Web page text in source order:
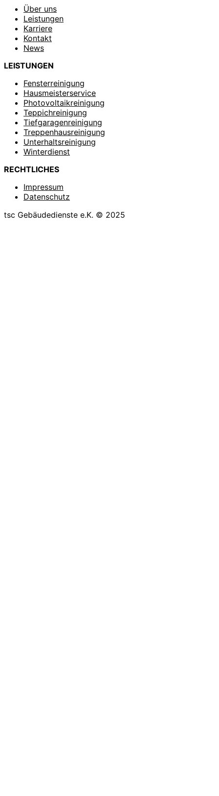
Über uns
Leistungen
Karriere
Kontakt
News
LEISTUNGEN
Fensterreinigung
Hausmeisterservice
Photovoltaikreinigung
Teppichreinigung
Tiefgaragenreinigung
Treppenhausreinigung
Unterhaltsreinigung
Winterdienst
RECHTLICHES
Impressum
Datenschutz
tsc Gebäudedienste e.K. © 2025